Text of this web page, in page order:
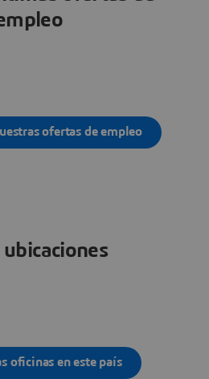
ofertas de empleo
oficinas en este país